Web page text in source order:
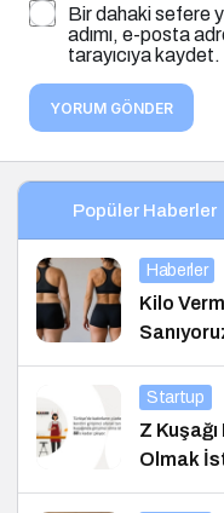
Bir dahaki sefere
adımı, e-posta
tarayıcıya kaydet.
YORUM GÖNDER
Popüler Haberler
Haberler
Kilo
Startup
Z
Olmak